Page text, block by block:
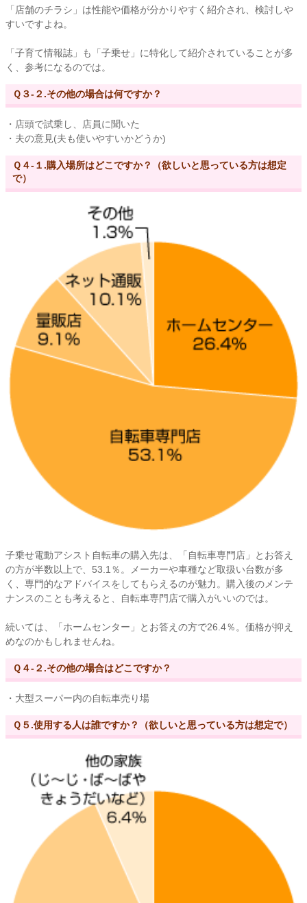
「店舗のチラシ」は性能や価格が分かりやすく紹介され、検討しや
すいですよね。
「子育て情報誌」も「子乗せ」に特化して紹介されていることが多
く、参考になるのでは。
Ｑ３-２.その他の場合は何ですか？
・店頭で試乗し、店員に聞いた
・夫の意見(夫も使いやすいかどうか)
Ｑ４-１.購入場所はどこですか？（欲しいと思っている方は想定
で）
子乗せ電動アシスト自転車の購入先は、「自転車専門店」とお答え
の方が半数以上で、53.1％。メーカーや車種など取扱い台数が多
く、専門的なアドバイスをしてもらえるのが魅力。購入後のメンテ
ナンスのことも考えると、自転車専門店で購入がいいのでは。
続いては、「ホームセンター」とお答えの方で26.4％。価格が抑え
めなのかもしれませんね。
Ｑ４-２.その他の場合はどこですか？
・大型スーパー内の自転車売り場
Ｑ５.使用する人は誰ですか？（欲しいと思っている方は想定で）